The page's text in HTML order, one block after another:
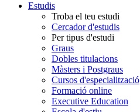
Estudis
Troba el teu estudi
Cercador d'estudis
Per tipus d'estudi
Graus
Dobles titulacions
Màsters i Postgraus
Cursos d'especialització
Formació online
Executive Education